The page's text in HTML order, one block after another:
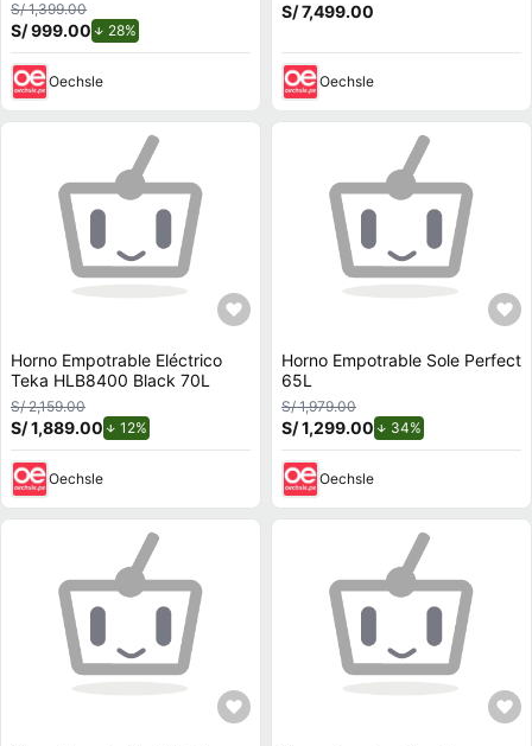
S/ 1,399.00
S/ 999.00 28%
Oechsle
S/ 7,499.00
Oechsle
Horno Empotrable Eléctrico
Teka HLB8400 Black 70L
S/ 2,159.00
S/ 1,889.00 12%
Oechsle
Horno Empotrable Sole Perfect
65L
S/ 1,979.00
S/ 1,299.00 34%
Oechsle